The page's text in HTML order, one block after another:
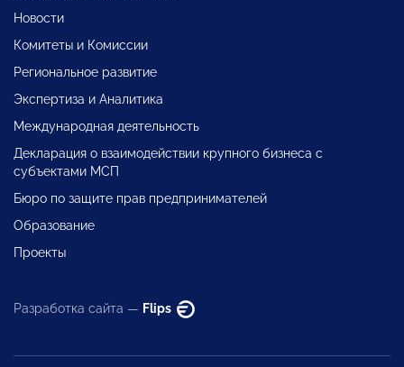
Новости
Комитеты и Комиссии
Региональное развитие
Экспертиза и Аналитика
Международная деятельность
Декларация о взаимодействии крупного бизнеса с
субъектами МСП
Бюро по защите прав предпринимателей
Образование
Проекты
Разработка сайта — Flips